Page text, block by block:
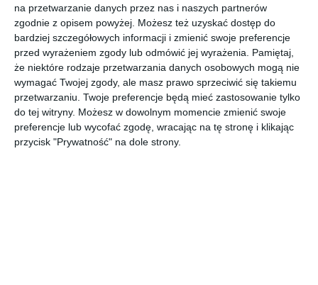
na przetwarzanie danych przez nas i naszych partnerów
zgodnie z opisem powyżej. Możesz też uzyskać dostęp do
bardziej szczegółowych informacji i zmienić swoje preferencje
przed wyrażeniem zgody lub odmówić jej wyrażenia. Pamiętaj,
że niektóre rodzaje przetwarzania danych osobowych mogą nie
wymagać Twojej zgody, ale masz prawo sprzeciwić się takiemu
przetwarzaniu. Twoje preferencje będą mieć zastosowanie tylko
do tej witryny. Możesz w dowolnym momencie zmienić swoje
preferencje lub wycofać zgodę, wracając na tę stronę i klikając
przycisk "Prywatność" na dole strony.
UDOSTĘPNIJ
Pozostałe zdjęcia w projekcie:Projekt mieszkania z
łazienką na poddaszu